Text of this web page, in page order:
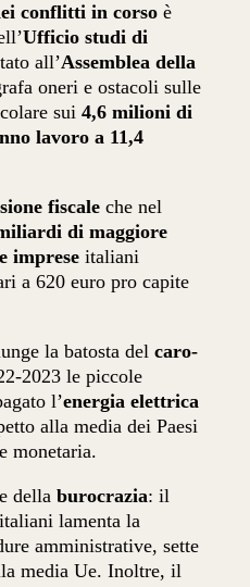
conflitti in corso è
Ufficio studi di
all’Assemblea della
oneri e ostacoli sulle
sui4,6 milioni di
lavoro a 11,4
fiscale che nel
di maggiore
imprese italiani
a 620 euro pro capite
la batosta delcaro-
2023 le piccole
l’energia elettrica
alla media dei Paesi
monetaria.
dellaburocrazia: il
lamenta la
amministrative, sette
media Ue. Inoltre, il